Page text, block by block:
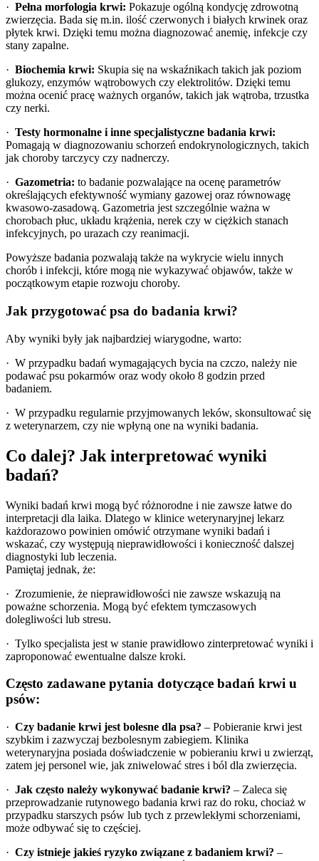
· Pełna morfologia krwi: Pokazuje ogólną kondycję zdrowotną
zwierzęcia. Bada się m.in. ilość czerwonych i białych krwinek oraz
płytek krwi. Dzięki temu można diagnozować anemię, infekcje czy
stany zapalne.
· Biochemia krwi: Skupia się na wskaźnikach takich jak poziom
glukozy, enzymów wątrobowych czy elektrolitów. Dzięki temu
można ocenić pracę ważnych organów, takich jak wątroba, trzustka
czy nerki.
· Testy hormonalne i inne specjalistyczne badania krwi:
Pomagają w diagnozowaniu schorzeń endokrynologicznych, takich
jak choroby tarczycy czy nadnerczy.
· Gazometria: to badanie pozwalające na ocenę parametrów
określających efektywność wymiany gazowej oraz równowagę
kwasowo-zasadową. Gazometria jest szczególnie ważna w
chorobach płuc, układu krążenia, nerek czy w ciężkich stanach
infekcyjnych, po urazach czy reanimacji.
Powyższe badania pozwalają także na wykrycie wielu innych
chorób i infekcji, które mogą nie wykazywać objawów, także w
początkowym etapie rozwoju choroby.
Jak przygotować psa do badania krwi?
Aby wyniki były jak najbardziej wiarygodne, warto:
· W przypadku badań wymagających bycia na czczo, należy nie
podawać psu pokarmów oraz wody około 8 godzin przed
badaniem.
· W przypadku regularnie przyjmowanych leków, skonsultować się
z weterynarzem, czy nie wpłyną one na wyniki badania.
Co dalej? Jak interpretować wyniki
badań?
Wyniki badań krwi mogą być różnorodne i nie zawsze łatwe do
interpretacji dla laika. Dlatego w klinice weterynaryjnej lekarz
każdorazowo powinien omówić otrzymane wyniki badań i
wskazać, czy występują nieprawidłowości i konieczność dalszej
diagnostyki lub leczenia.
Pamiętaj jednak, że:
· Zrozumienie, że nieprawidłowości nie zawsze wskazują na
poważne schorzenia. Mogą być efektem tymczasowych
dolegliwości lub stresu.
· Tylko specjalista jest w stanie prawidłowo zinterpretować wyniki i
zaproponować ewentualne dalsze kroki.
Często zadawane pytania dotyczące badań krwi u
psów:
· Czy badanie krwi jest bolesne dla psa? – Pobieranie krwi jest
szybkim i zazwyczaj bezbolesnym zabiegiem. Klinika
weterynaryjna posiada doświadczenie w pobieraniu krwi u zwierząt,
zatem jej personel wie, jak zniwelować stres i ból dla zwierzęcia.
· Jak często należy wykonywać badanie krwi? – Zaleca się
przeprowadzanie rutynowego badania krwi raz do roku, chociaż w
przypadku starszych psów lub tych z przewlekłymi schorzeniami,
może odbywać się to częściej.
· Czy istnieje jakieś ryzyko związane z badaniem krwi? –